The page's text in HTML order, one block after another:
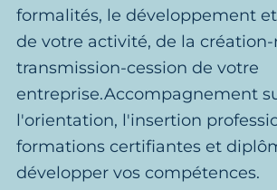
formalités, le développement
de votre activité, de la création-
transmission-cession de votre
entreprise.Accompagnement
l'orientation, l'insertion
formations certifiantes et
développer vos compétences.